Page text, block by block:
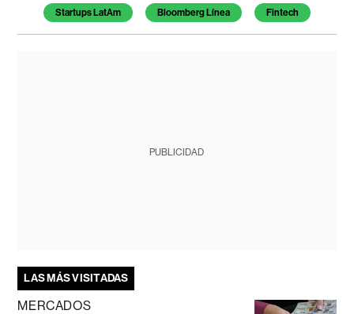
Temas de este artículo
Startups LatAm Bloomberg Línea Fintech
PUBLICIDAD
LAS MÁS VISITADAS
MERCADOS